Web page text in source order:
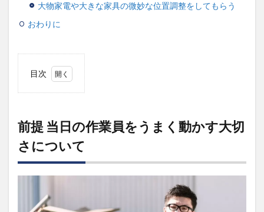
大物家電や大きな家具の微妙な位置調整をしてもらう
おわりに
目次
の作
業員
をう
まく
動か
す大
いて
前提 当日の作業員をうまく動かす大切
さについて